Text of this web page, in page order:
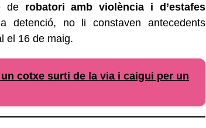
de robatori amb violència i d’estafes
no li constaven antecedents
el 16 de maig.
cotxe surti de la via i caigui per un